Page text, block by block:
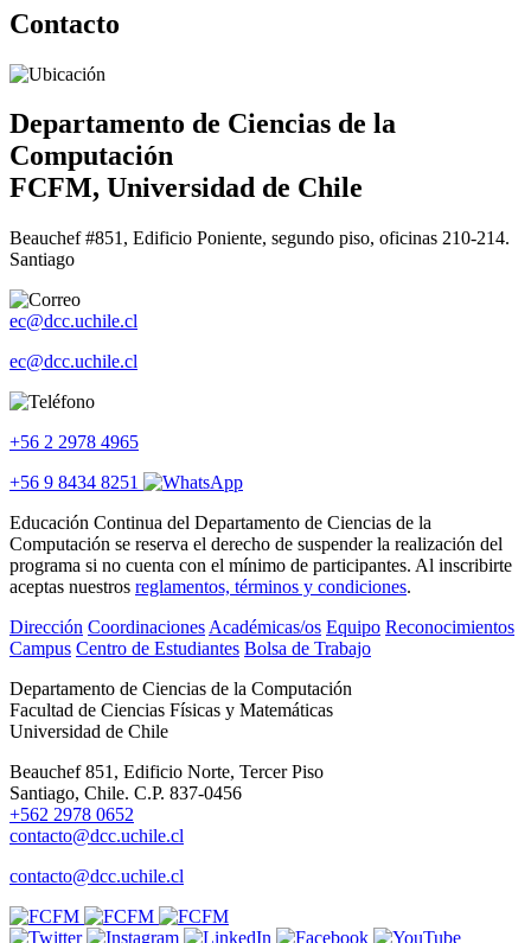
Contacto
Departamento de Ciencias de la
Computación
FCFM, Universidad de Chile
Beauchef #851, Edificio Poniente, segundo piso, oficinas 210-214.
Santiago
ec@dcc.uchile.cl
ec@dcc.uchile.cl
+56 2 2978 4965
+56 9 8434 8251
Educación Continua del Departamento de Ciencias de la
Computación se reserva el derecho de suspender la realización del
programa si no cuenta con el mínimo de participantes. Al inscribirte
aceptas nuestros reglamentos, términos y condiciones.
Dirección Coordinaciones Académicas/os Equipo Reconocimientos
Campus Centro de Estudiantes Bolsa de Trabajo
Departamento de Ciencias de la Computación
Facultad de Ciencias Físicas y Matemáticas
Universidad de Chile
Beauchef 851, Edificio Norte, Tercer Piso
Santiago, Chile. C.P. 837-0456
+562 2978 0652
contacto@dcc.uchile.cl
contacto@dcc.uchile.cl